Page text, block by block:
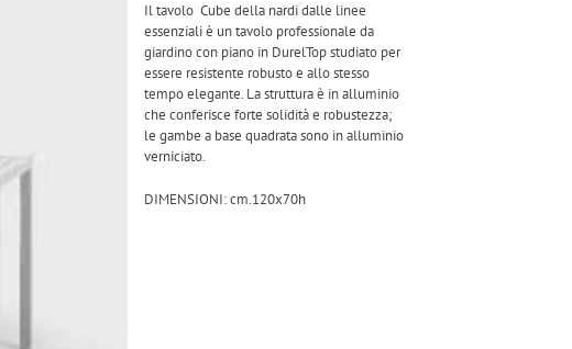
Il tavolo Cube della nardi dalle linee
essenziali è un tavolo professionale da
giardino con piano in DurelTop studiato per
essere resistente robusto e allo stesso
tempo elegante. La struttura è in alluminio
che conferisce forte solidità e robustezza;
le gambe a base quadrata sono in alluminio
verniciato.
DIMENSIONI: cm.120x70h